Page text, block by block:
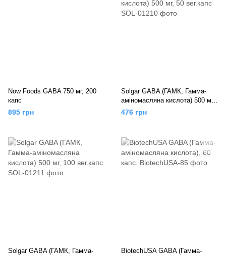
Now Foods GABA 750 мг, 200
капс
895 грн
Solgar GABA (ГАМК, Гамма-
аміномасляна кислота) 500 мг,
50 вег.капс
476 грн
Solgar GABA (ГАМК, Гамма-
BiotechUSA GABA (Гамма-